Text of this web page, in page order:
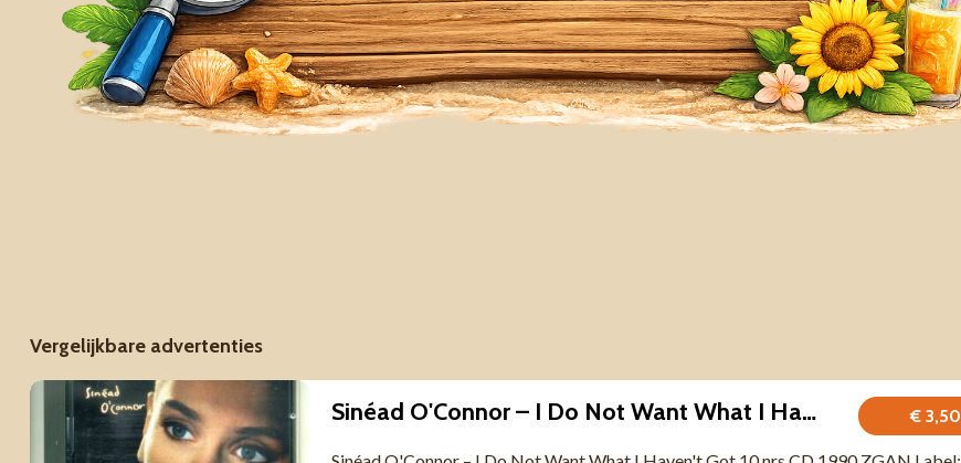
Vergelijkbare advertenties
€ 3,50
Sinéad O'Connor – I Do Not Want What I Haven't Got 10 nrs CD